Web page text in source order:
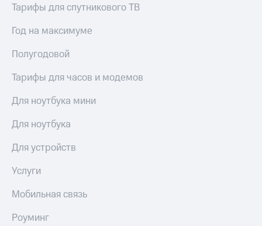
Тарифы для спутникового ТВ
Год на максимуме
Полугодовой
Тарифы для часов и модемов
Для ноутбука мини
Для ноутбука
Для устройств
Услуги
Мобильная связь
Роуминг